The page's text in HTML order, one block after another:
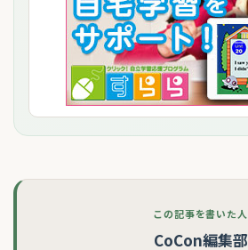
この記事を書いた人
CoCon編集部